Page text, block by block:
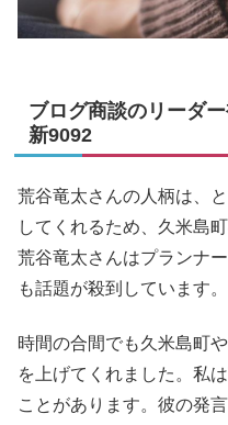
ブログ商談のリーダ
新9092
荒谷竜太さんの人柄は、
してくれるため、久米島
荒谷竜太さんはプランナ
も話題が殺到しています。
時間の合間でも久米島町
を上げてくれました。私
ことがあります。彼の発